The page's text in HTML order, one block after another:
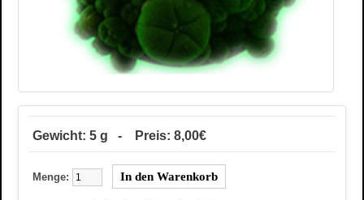
Gewicht: 5 g - Preis: 8,00€
Menge: